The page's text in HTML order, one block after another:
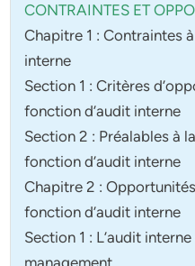
CONTRAINTES ET
Chapitre 1 : Contraintes
interne
Section 1 : Critères
fonction d’audit interne
Section 2 : Préalables à
fonction d’audit interne
Chapitre 2 :
fonction d’audit interne
Section 1 : L’audit